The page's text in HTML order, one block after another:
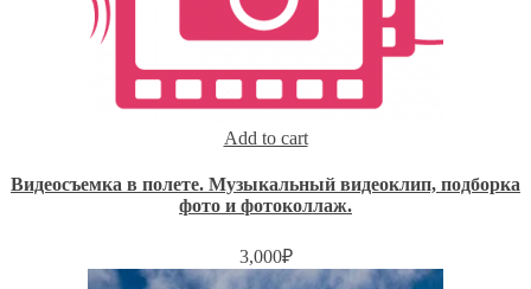
Add to cart
Видеосъемка в полете. Музыкальный видеоклип, подборка
фото и фотоколлаж.
3,000₽